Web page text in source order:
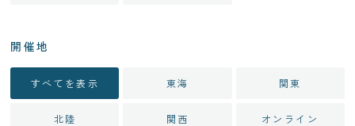
開催地
すべてを表示 東海 関東
北陸 関西 オンライン